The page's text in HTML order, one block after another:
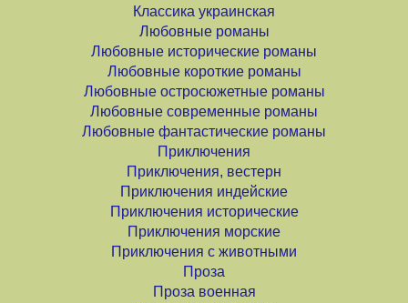
Классика украинская
Любовные романы
Любовные исторические романы
Любовные короткие романы
Любовные остросюжетные романы
Любовные современные романы
Любовные фантастические романы
Приключения
Приключения, вестерн
Приключения индейские
Приключения исторические
Приключения морские
Приключения с животными
Проза
Проза военная